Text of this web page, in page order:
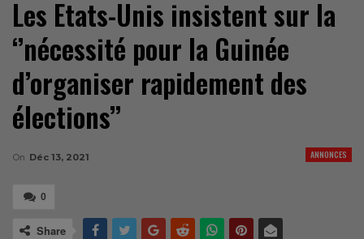
Les Etats-Unis insistent sur la
‘’nécessité pour la Guinée
d’organiser rapidement des
élections’’
ANNONCES
On Déc 13, 2021
0
Share